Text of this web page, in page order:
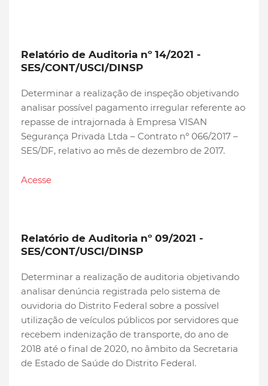
Relatório de Auditoria nº 14/2021 -
SES/CONT/USCI/DINSP
Determinar a realização de inspeção objetivando
analisar possível pagamento irregular referente ao
repasse de intrajornada à Empresa VISAN
Segurança Privada Ltda – Contrato nº 066/2017 –
SES/DF, relativo ao mês de dezembro de 2017.
Acesse
Relatório de Auditoria nº 09/2021 -
SES/CONT/USCI/DINSP
Determinar a realização de auditoria objetivando
analisar denúncia registrada pelo sistema de
ouvidoria do Distrito Federal sobre a possível
utilização de veículos públicos por servidores que
recebem indenização de transporte, do ano de
2018 até o final de 2020, no âmbito da Secretaria
de Estado de Saúde do Distrito Federal.